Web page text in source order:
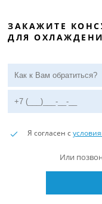
ЗАКАЖИТЕ
ДЛЯ
Я согласен с
Или